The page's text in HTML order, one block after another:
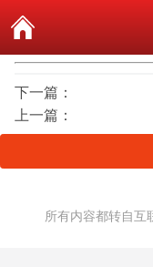
下一篇：
上一篇：
所有内容都转自互